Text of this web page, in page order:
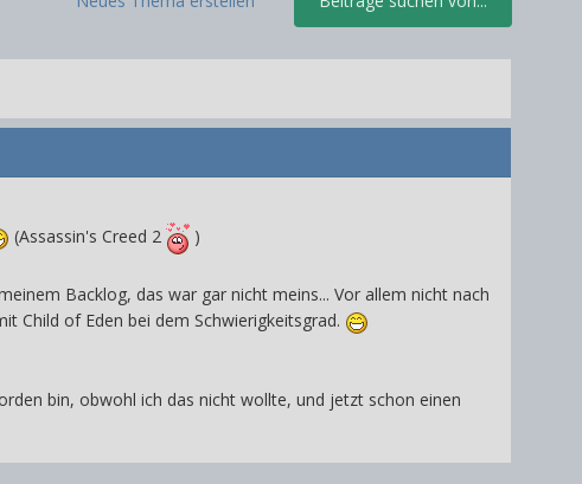
(Assassin's Creed 2 )
Backlog, das war gar nicht meins... Vor allem nicht nach
Child of Eden bei dem Schwierigkeitsgrad.
bin, obwohl ich das nicht wollte, und jetzt schon einen